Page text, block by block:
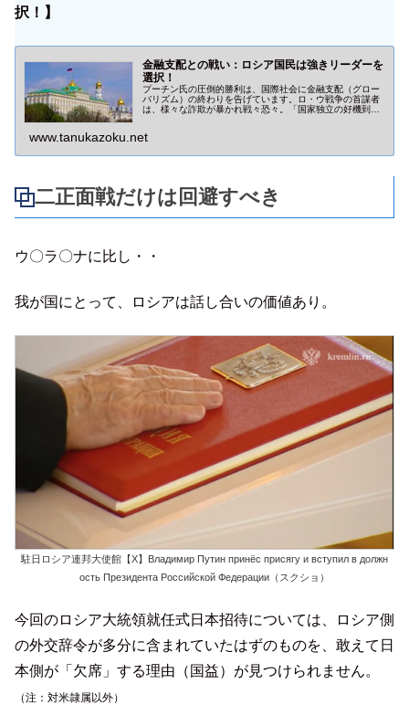
択！】
金融支配との戦い：ロシア国民は強きリーダーを
選択！
プーチン氏の圧倒的勝利は、国際社会に金融支配（グロー
バリズム）の終わりを告げています。ロ・ウ戦争の首謀者
は、様々な詐欺が暴かれ戦々恐々。「国家独立の好機到
www.tanukazoku.net
二正面戦だけは回避すべき
ウ〇ラ〇ナに比し・・
我が国にとって、ロシアは話し合いの価値あり。
駐日ロシア連邦大使館【X】Владимир Путин принёс присягу и вступил в должн
ость Президента Российской Федерации（スクショ）
今回のロシア大統領就任式日本招待については、ロシア側
の外交辞令が多分に含まれていたはずのものを、敢えて日
本側が「欠席」する理由（国益）が見つけられません。
（注：対米隷属以外）